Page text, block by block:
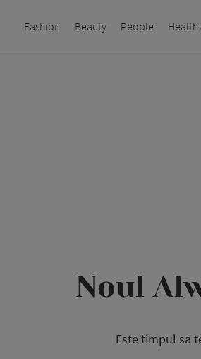
Fashion Beauty People Health
Noul
Este timpul sa